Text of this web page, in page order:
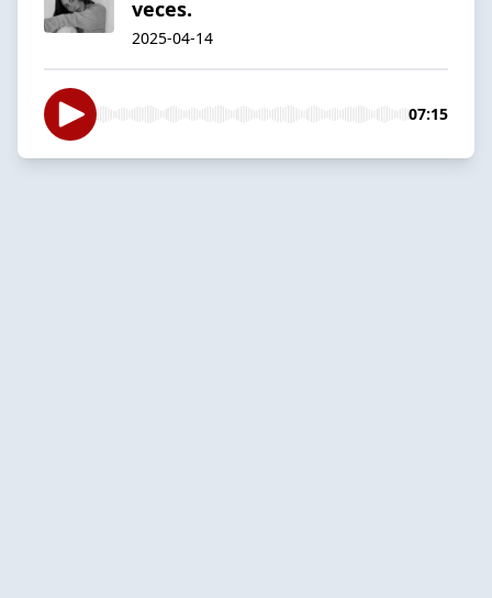
veces.
2025-04-14
07:15